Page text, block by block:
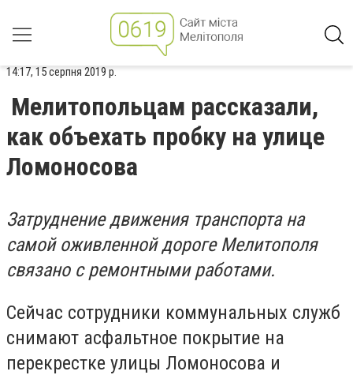
14:17, 15 серпня 2019 р.
Мелитопольцам рассказали,
как объехать пробку на улице
Ломоносова
Затруднение движения транспорта на
самой оживленной дороге Мелитополя
связано с ремонтными работами.
Сейчас сотрудники коммунальных служб
снимают асфальтное покрытие на
перекрестке улицы Ломоносова и